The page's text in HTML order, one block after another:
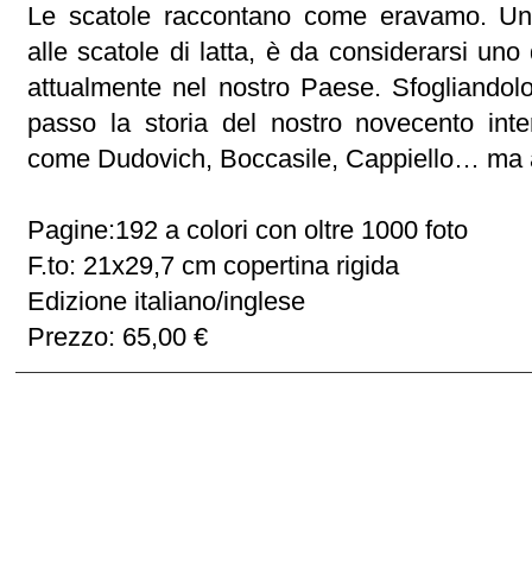
Le scatole raccontano come eravamo.
alle scatole di latta, è da considerarsi
attualmente nel nostro Paese.
passo la storia del nostro novecento
come Dudovich, Boccasile, Cappiello… ma
Pagine:192 a colori con oltre 1000 foto
F.to: 21x29,7 cm copertina rigida
Edizione italiano/inglese
Prezzo: 65,00 €